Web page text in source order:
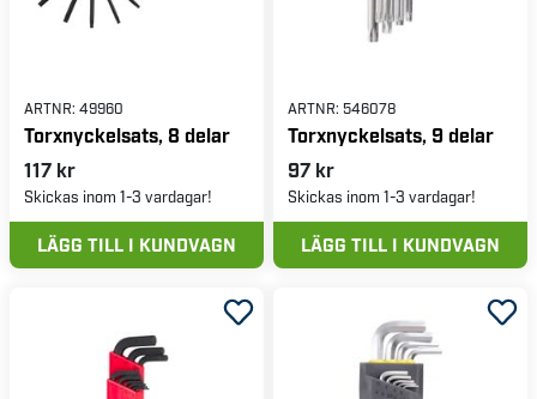
ARTNR: 49960
Torxnyckelsats, 8 delar
117 kr
Skickas inom 1-3 vardagar!
LÄGG TILL I KUNDVAGN
ARTNR: 546078
Torxnyckelsats, 9 delar
97 kr
Skickas inom 1-3 vardagar!
LÄGG TILL I KUNDVAGN